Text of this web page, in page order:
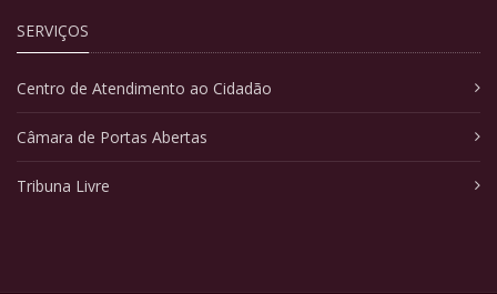
SERVIÇOS
Centro de Atendimento ao Cidadão
Câmara de Portas Abertas
Tribuna Livre